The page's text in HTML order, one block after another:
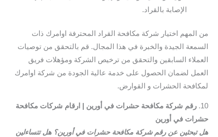
الإصابة بالقراد.
من المهم اختيار شركة مكافحة القراد المحترفة اوامرك ذات
السمعة الجيدة والخبرة في هذا المجال. قم بالتحقق من توصيات
العملاء السابقين والتحقق من ترخيص الشركة ومؤهلات فريق
العمل لضمان الحصول على خدمة عالية الجودة من شركة اوامرك
لمكافحة الحشرات و القوارض.
10. رقم شركة مكافحة حشرات في أورين | ارقام شركات مكافحة
حشرات في أورين
هل تبحثين عن رقم شركة مكافحة حشرات في أورين؟ هل تتساءلين